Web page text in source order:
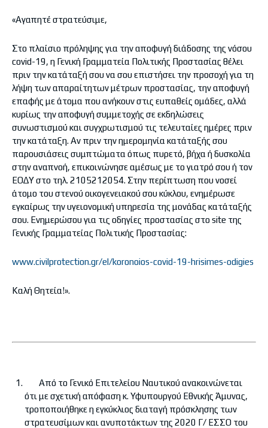
«Αγαπητέ στρατεύσιμε,
Στο πλαίσιο πρόληψης για την αποφυγή διάδοσης της νόσου
covid-19, η Γενική Γραμματεία Πολιτικής Προστασίας θέλει
πριν την κατάταξή σου να σου επιστήσει την προσοχή για τη
λήψη των απαραίτητων μέτρων προστασίας, την αποφυγή
επαφής με άτομα που ανήκουν στις ευπαθείς ομάδες, αλλά
κυρίως την αποφυγή συμμετοχής σε εκδηλώσεις
συνωστισμού και συγχρωτισμού τις τελευταίες ημέρες πριν
την κατάταξη. Αν πριν την ημερομηνία κατάταξής σου
παρουσιάσεις συμπτώματα όπως πυρετό, βήχα ή δυσκολία
στην αναπνοή, επικοινώνησε αμέσως με το γιατρό σου ή τον
ΕΟΔΥ στο τηλ. 2105212054. Στην περίπτωση που νοσεί
άτομο του στενού οικογενειακού σου κύκλου, ενημέρωσε
εγκαίρως την υγειονομική υπηρεσία της μονάδας κατάταξής
σου. Ενημερώσου για τις οδηγίες προστασίας στο site της
Γενικής Γραμματείας Πολιτικής Προστασίας:
www.civilprotection.gr/el/koronoios-covid-19-hrisimes-odigies
Καλή Θητεία!».
Από το Γενικό Επιτελείου Ναυτικού ανακοινώνεται
ότι με σχετική απόφαση κ. Υφυπουργού Εθνικής Άμυνας,
τροποποιήθηκε η εγκύκλιος διαταγή πρόσκλησης των
στρατευσίμων και ανυποτάκτων της 2020 Γ΄/ ΕΣΣΟ του